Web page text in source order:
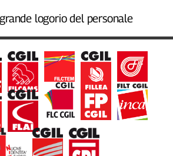
logorio del personale